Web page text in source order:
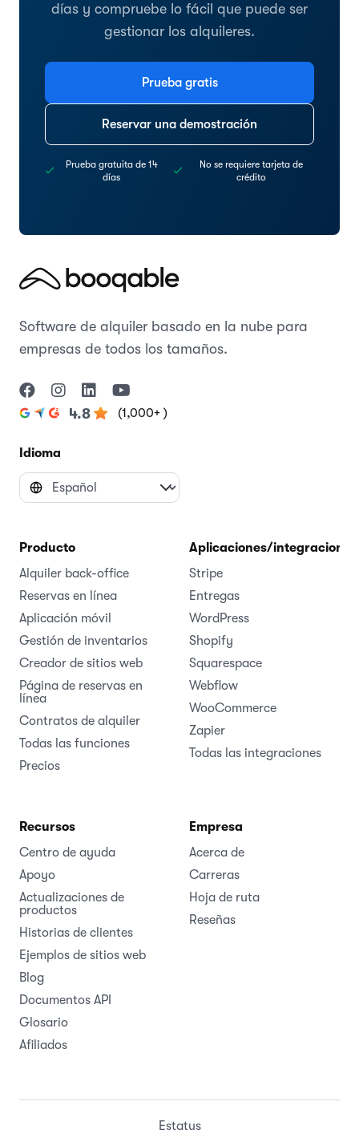
días y compruebe lo fácil que puede ser
gestionar los alquileres.
Prueba gratis
Reservar una demostración
Prueba gratuita de 14
días
No se requiere tarjeta de
crédito
Software de alquiler basado en la nube para
empresas de todos los tamaños.
4.8 (1,000+ )
Idioma
Producto
Alquiler back-office
Reservas en línea
Aplicación móvil
Gestión de inventarios
Creador de sitios web
Página de reservas en
línea
Contratos de alquiler
Todas las funciones
Precios
Aplicaciones/integraciones
Stripe
Entregas
WordPress
Shopify
Squarespace
Webflow
WooCommerce
Zapier
Todas las integraciones
Recursos
Centro de ayuda
Apoyo
Actualizaciones de
productos
Historias de clientes
Ejemplos de sitios web
Blog
Documentos API
Glosario
Afiliados
Empresa
Acerca de
Carreras
Hoja de ruta
Reseñas
Estatus